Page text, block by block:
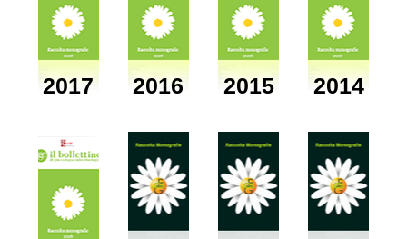
2017 2016 2015 2014